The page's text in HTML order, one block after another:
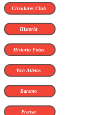
Circulares Club
Historia
Historia Fotos
Web Atletas
Baremo
Prensa